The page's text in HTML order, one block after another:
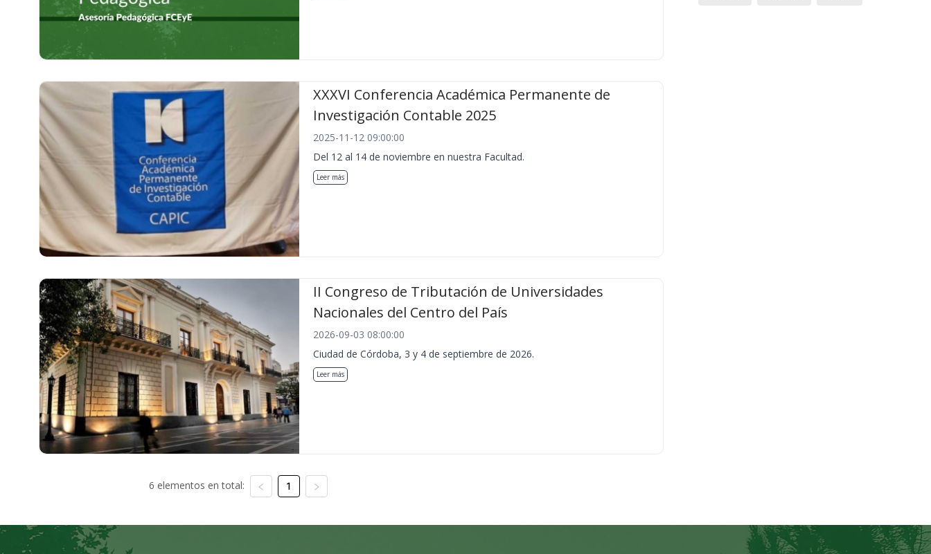
XXXVI Conferencia Académica Permanente de
Investigación Contable 2025
2025-11-12 09:00:00
Del 12 al 14 de noviembre en nuestra Facultad.
Leer más
II Congreso de Tributación de Universidades
Nacionales del Centro del País
2026-09-03 08:00:00
Ciudad de Córdoba, 3 y 4 de septiembre de 2026.
Leer más
6 elementos en total: 1